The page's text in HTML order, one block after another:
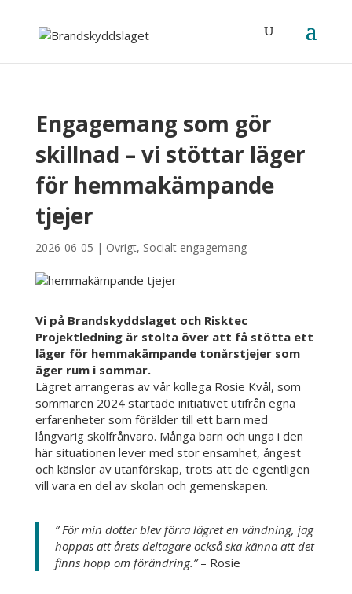
Engagemang som gör
skillnad – vi stöttar läger
för hemmakämpande
tjejer
2026-06-05 | Övrigt, Socialt engagemang
Vi på Brandskyddslaget och Risktec
Projektledning är stolta över att få stötta ett
läger för hemmakämpande tonårstjejer som
äger rum i sommar.
Lägret arrangeras av vår kollega Rosie Kvål, som
sommaren 2024 startade initiativet utifrån egna
erfarenheter som förälder till ett barn med
långvarig skolfrånvaro. Många barn och unga i den
här situationen lever med stor ensamhet, ångest
och känslor av utanförskap, trots att de egentligen
vill vara en del av skolan och gemenskapen.
” För min dotter blev förra lägret en vändning, jag
hoppas att årets deltagare också ska känna att det
finns hopp om förändring.”– Rosie